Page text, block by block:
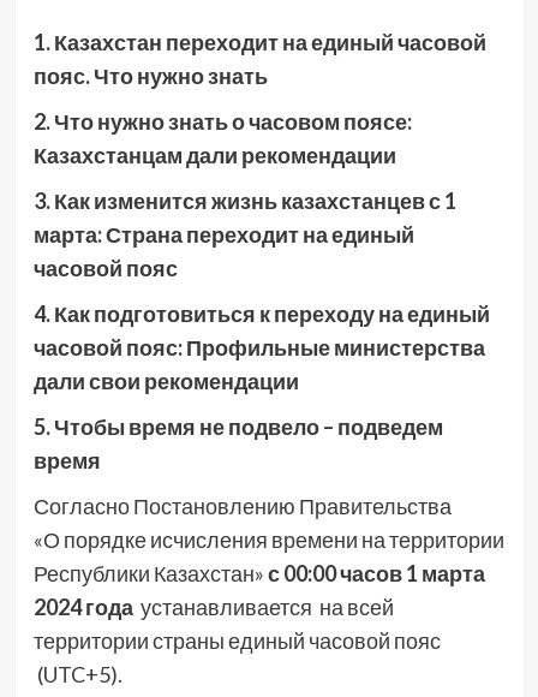
1. Казахстан переходит на единый часовой
пояс. Что нужно знать
2. Что нужно знать о часовом поясе:
Казахстанцам дали рекомендации
3. Как изменится жизнь казахстанцев с 1
марта: Страна переходит на единый
часовой пояс
4. Как подготовиться к переходу на единый
часовой пояс: Профильные министерства
дали свои рекомендации
5. Чтобы время не подвело – подведем
время
Согласно Постановлению Правительства
«О порядке исчисления времени на территории
Республики Казахстан»с 00:00 часов 1 марта
2024 годаустанавливается на всей
территории страны единый часовой пояс
(UTC+5).